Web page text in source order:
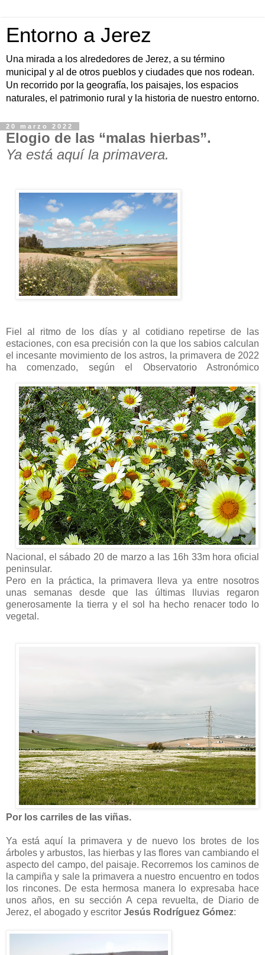
Entorno a Jerez
Una mirada a los alrededores de Jerez, a su término
municipal y al de otros pueblos y ciudades que nos rodean.
Un recorrido por la geografía, los paisajes, los espacios
naturales, el patrimonio rural y la historia de nuestro entorno.
20 marzo 2022
Elogio de las “malas hierbas”.
Ya está aquí la primavera.
Fiel al ritmo de los días y al cotidiano repetirse de las
estaciones, con esa precisión con la que los sabios calculan
el incesante movimiento de los astros, la primavera de 2022
ha comenzado, según el Observatorio Astronómico
Nacional, el sábado 20 de marzo a las 16h 33m hora oficial
peninsular.
Pero en la práctica, la primavera lleva ya entre nosotros
unas semanas desde que las últimas lluvias regaron
generosamente la tierra y el sol ha hecho renacer todo lo
vegetal.
Por los carriles de las viñas.
Ya está aquí la primavera y de nuevo los brotes de los
árboles y arbustos, las hierbas y las flores van cambiando el
aspecto del campo, del paisaje. Recorremos los caminos de
la campiña y sale la primavera a nuestro encuentro en todos
los rincones. De esta hermosa manera lo expresaba hace
unos años, en su sección A cepa revuelta, de Diario de
Jerez, el abogado y escritor Jesús Rodríguez Gómez: